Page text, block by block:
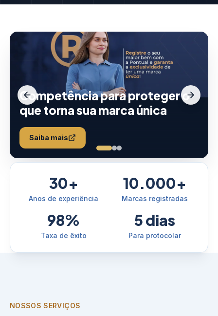
Competência para proteger o
que torna sua marca única
Saiba mais
30+
Anos de experiência
10.000+
Marcas registradas
98%
Taxa de êxito
5 dias
Para protocolar
NOSSOS SERVIÇOS